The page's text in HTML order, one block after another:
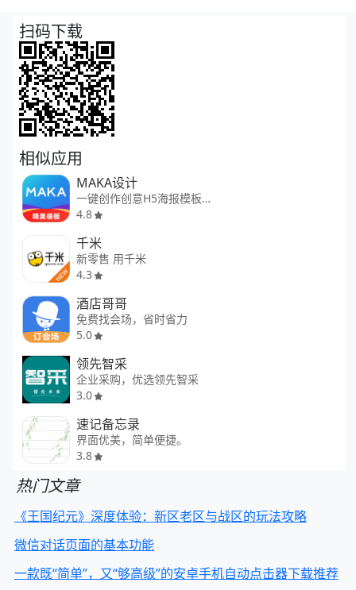
扫码下载
相似应用
MAKA设计
一键创作创意H5海报模板设计
4.8
千米
新零售 用千米
4.3
酒店哥哥
免费找会场，省时省力
5.0
领先智采
企业采购，优选领先智采
3.0
速记备忘录
界面优美，简单便捷。
3.8
热门文章
《王国纪元》深度体验：新区老区与战区的玩法攻略
微信对话页面的基本功能
一款既“简单”，又“够高级”的安卓手机自动点击器下载推荐